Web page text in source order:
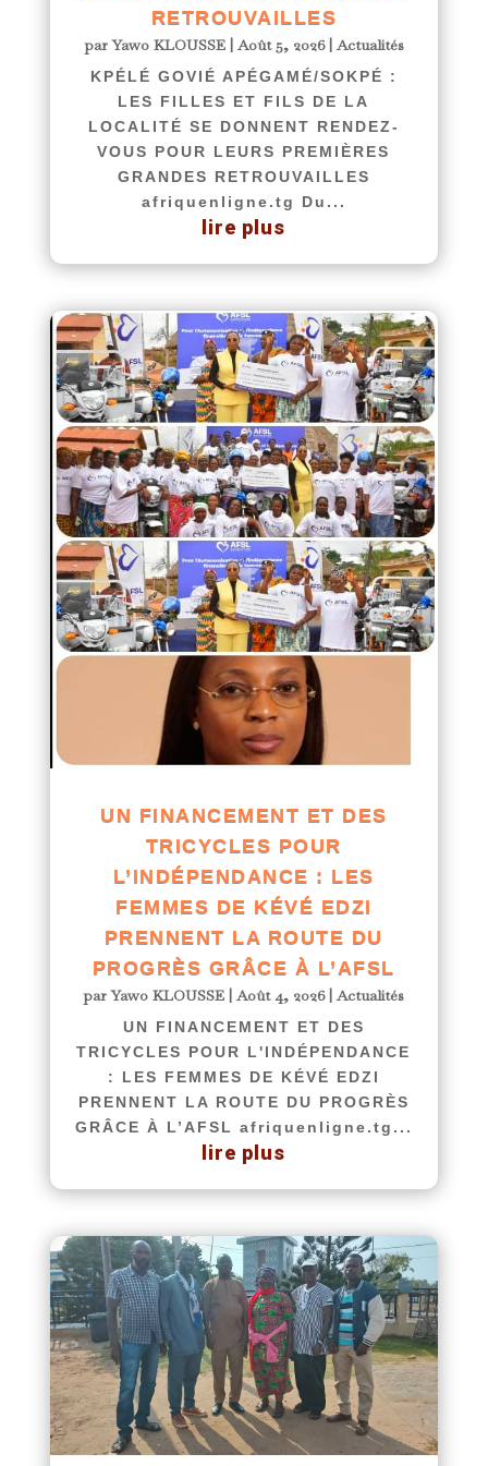
RETROUVAILLES
parYawo KLOUSSE|Août 5, 2026|Actualités
KPÉLÉ GOVIÉ APÉGAMÉ/SOKPÉ :
LES FILLES ET FILS DE LA
LOCALITÉ SE DONNENT RENDEZ-
VOUS POUR LEURS PREMIÈRES
GRANDES RETROUVAILLES
afriquenligne.tg Du...
lire plus
UN FINANCEMENT ET DES
TRICYCLES POUR
L’INDÉPENDANCE : LES
FEMMES DE KÉVÉ EDZI
PRENNENT LA ROUTE DU
PROGRÈS GRÂCE À L’AFSL
parYawo KLOUSSE |Août 4, 2026|Actualités
UN FINANCEMENT ET DES
TRICYCLES POUR L'INDÉPENDANCE
: LES FEMMES DE KÉVÉ EDZI
PRENNENT LA ROUTE DU PROGRÈS
GRÂCE À L’AFSL afriquenligne.tg...
lire plus